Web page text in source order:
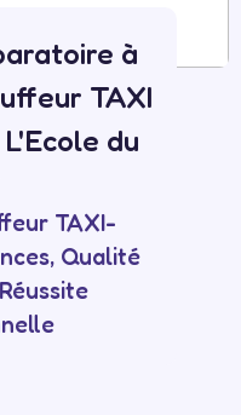
à
TAXI
du
TAXI-
Qualité